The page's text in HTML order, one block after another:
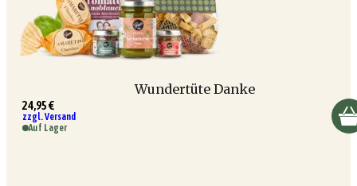
Wundertüte Danke
24,95 €
zzgl. Versand
Auf Lager